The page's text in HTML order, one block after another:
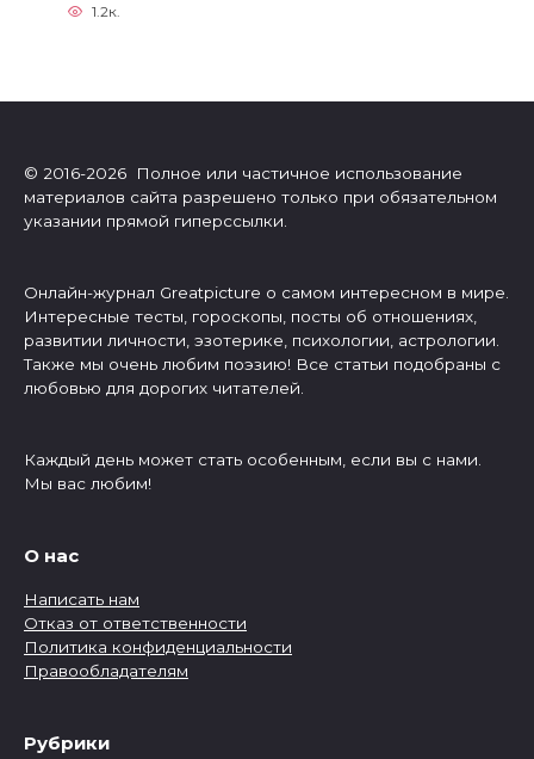
1.2к.
© 2016-2026 Полное или частичное использование
материалов сайта разрешено только при обязательном
указании прямой гиперссылки.
Онлайн-журнал Greatpicture о самом интересном в мире.
Интересные тесты, гороскопы, посты об отношениях,
развитии личности, эзотерике, психологии, астрологии.
Также мы очень любим поэзию! Все статьи подобраны с
любовью для дорогих читателей.
Каждый день может стать особенным, если вы с нами.
Мы вас любим!
О нас
Написать нам
Отказ от ответственности
Политика конфиденциальности
Правообладателям
Рубрики